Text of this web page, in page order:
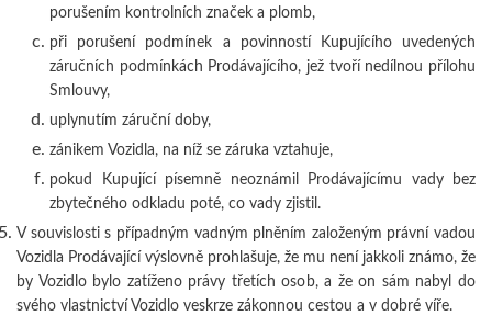
porušením kontrolních značek a plomb,
při porušení podmínek a povinností Kupujícího uvedených
záručních podmínkách Prodávajícího, jež tvoří nedílnou přílohu
Smlouvy,
uplynutím záruční doby,
zánikem Vozidla, na níž se záruka vztahuje,
pokud Kupující písemně neoznámil Prodávajícímu vady bez
zbytečného odkladu poté, co vady zjistil.
V souvislosti s případným vadným plněním založeným právní vadou
Vozidla Prodávající výslovně prohlašuje, že mu není jakkoli známo, že
by Vozidlo bylo zatíženo právy třetích osob, a že on sám nabyl do
svého vlastnictví Vozidlo veskrze zákonnou cestou a v dobré víře.